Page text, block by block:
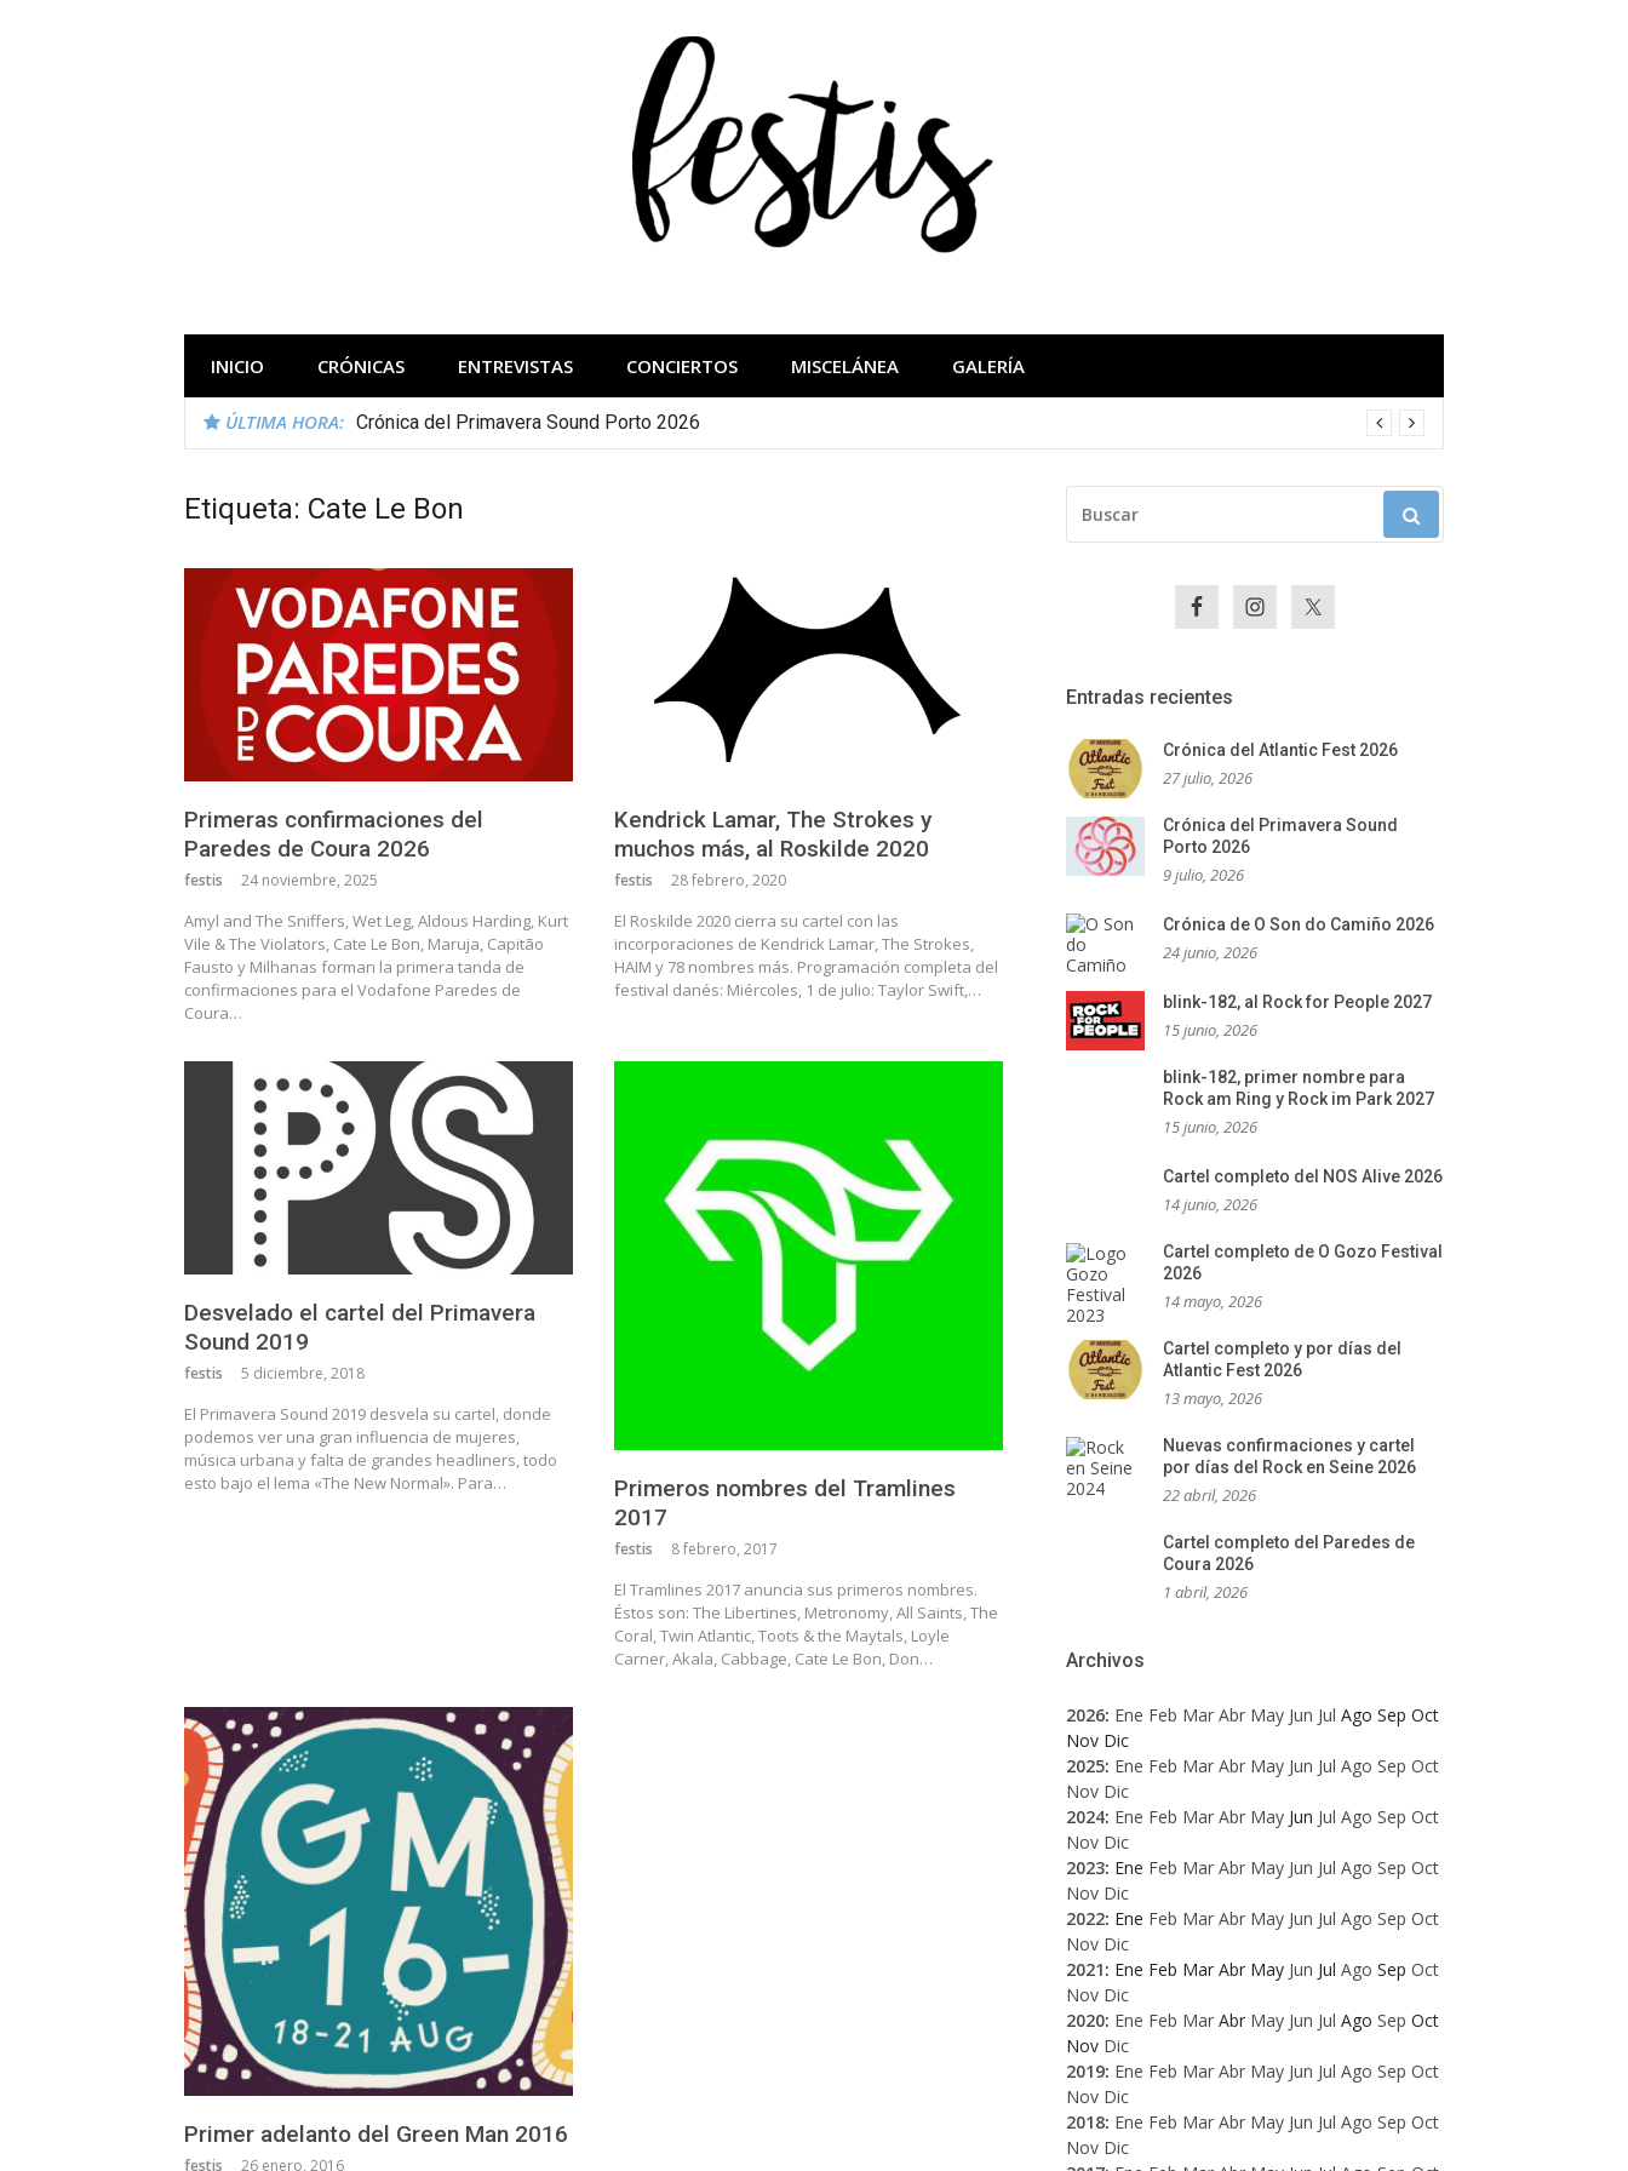
INICIO CRÓNICAS ENTREVISTAS CONCIERTOS MISCELÁNEA GALERÍA
ÚLTIMA HORA: Crónica del Primavera Sound Porto 2026
Etiqueta: Cate Le Bon
Primeras confirmaciones del
Paredes de Coura 2026
festis 24 noviembre, 2025
Amyl and The Sniffers, Wet Leg, Aldous Harding, Kurt
Vile & The Violators, Cate Le Bon, Maruja, Capitão
Fausto y Milhanas forman la primera tanda de
confirmaciones para el Vodafone Paredes de
Coura…
Kendrick Lamar, The Strokes y
muchos más, al Roskilde 2020
festis 28 febrero, 2020
El Roskilde 2020 cierra su cartel con las
incorporaciones de Kendrick Lamar, The Strokes,
HAIM y 78 nombres más. Programación completa del
festival danés: Miércoles, 1 de julio: Taylor Swift,…
Desvelado el cartel del Primavera
Sound 2019
festis 5 diciembre, 2018
El Primavera Sound 2019 desvela su cartel, donde
podemos ver una gran influencia de mujeres,
música urbana y falta de grandes headliners, todo
esto bajo el lema «The New Normal». Para…
Primeros nombres del Tramlines
2017
festis 8 febrero, 2017
El Tramlines 2017 anuncia sus primeros nombres.
Éstos son: The Libertines, Metronomy, All Saints, The
Coral, Twin Atlantic, Toots & the Maytals, Loyle
Carner, Akala, Cabbage, Cate Le Bon, Don…
Primer adelanto del Green Man 2016
festis 26 enero, 2016
Entradas recientes
Crónica del Atlantic Fest 2026
27 julio, 2026
Crónica del Primavera Sound
Porto 2026
9 julio, 2026
Crónica de O Son do Camiño 2026
24 junio, 2026
blink-182, al Rock for People 2027
15 junio, 2026
blink-182, primer nombre para
Rock am Ring y Rock im Park 2027
15 junio, 2026
Cartel completo del NOS Alive 2026
14 junio, 2026
Cartel completo de O Gozo Festival
2026
14 mayo, 2026
Cartel completo y por días del
Atlantic Fest 2026
13 mayo, 2026
Nuevas confirmaciones y cartel
por días del Rock en Seine 2026
22 abril, 2026
Cartel completo del Paredes de
Coura 2026
1 abril, 2026
Archivos
2026: Ene Feb Mar Abr May Jun Jul Ago Sep Oct
Nov Dic
2025: Ene Feb Mar Abr May Jun Jul Ago Sep Oct
Nov Dic
2024: Ene Feb Mar Abr May Jun Jul Ago Sep Oct
Nov Dic
2023: Ene Feb Mar Abr May Jun Jul Ago Sep Oct
Nov Dic
2022: Ene Feb Mar Abr May Jun Jul Ago Sep Oct
Nov Dic
2021: Ene Feb Mar Abr May Jun Jul Ago Sep Oct
Nov Dic
2020: Ene Feb Mar Abr May Jun Jul Ago Sep Oct
Nov Dic
2019: Ene Feb Mar Abr May Jun Jul Ago Sep Oct
Nov Dic
2018: Ene Feb Mar Abr May Jun Jul Ago Sep Oct
Nov Dic